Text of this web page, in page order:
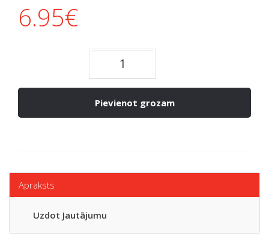
6.95€
Pievienot grozam
Apraksts
Uzdot Jautājumu